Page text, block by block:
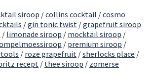
siroop /collins cocktail /cosmo
/gin tonic twist /grapefruit siroop
/ limonade siroop / mocktail siroop /
/ premium siroop /
/ roze grapefruit /sherlocks place /
recept / thee siroop / zomerse